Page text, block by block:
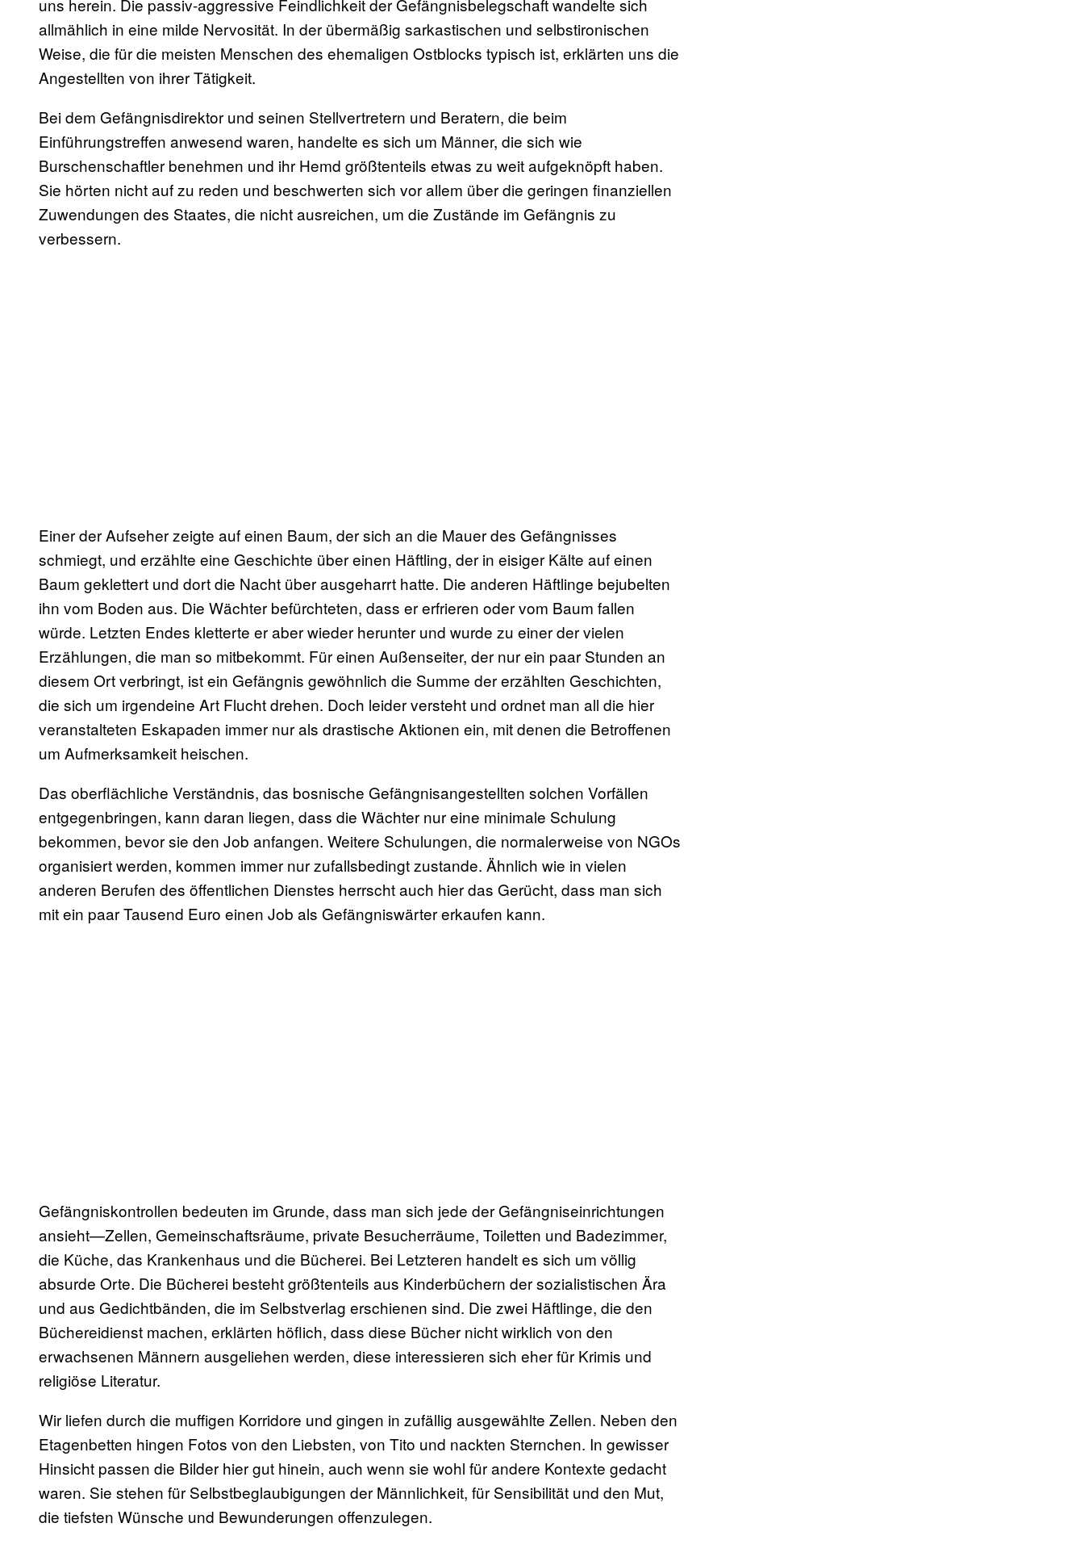
uns herein. Die passiv-aggressive Feindlichkeit der Gefängnisbelegschaft wandelte sich
allmählich in eine milde Nervosität. In der übermäßig sarkastischen und selbstironischen
Weise, die für die meisten Menschen des ehemaligen Ostblocks typisch ist, erklärten uns die
Angestellten von ihrer Tätigkeit.
Bei dem Gefängnisdirektor und seinen Stellvertretern und Beratern, die beim
Einführungstreffen anwesend waren, handelte es sich um Männer, die sich wie
Burschenschaftler benehmen und ihr Hemd größtenteils etwas zu weit aufgeknöpft haben.
Sie hörten nicht auf zu reden und beschwerten sich vor allem über die geringen finanziellen
Zuwendungen des Staates, die nicht ausreichen, um die Zustände im Gefängnis zu
verbessern.
Einer der Aufseher zeigte auf einen Baum, der sich an die Mauer des Gefängnisses
schmiegt, und erzählte eine Geschichte über einen Häftling, der in eisiger Kälte auf einen
Baum geklettert und dort die Nacht über ausgeharrt hatte. Die anderen Häftlinge bejubelten
ihn vom Boden aus. Die Wächter befürchteten, dass er erfrieren oder vom Baum fallen
würde. Letzten Endes kletterte er aber wieder herunter und wurde zu einer der vielen
Erzählungen, die man so mitbekommt. Für einen Außenseiter, der nur ein paar Stunden an
diesem Ort verbringt, ist ein Gefängnis gewöhnlich die Summe der erzählten Geschichten,
die sich um irgendeine Art Flucht drehen. Doch leider versteht und ordnet man all die hier
veranstalteten Eskapaden immer nur als drastische Aktionen ein, mit denen die Betroffenen
um Aufmerksamkeit heischen.
Das oberflächliche Verständnis, das bosnische Gefängnisangestellten solchen Vorfällen
entgegenbringen, kann daran liegen, dass die Wächter nur eine minimale Schulung
bekommen, bevor sie den Job anfangen. Weitere Schulungen, die normalerweise von NGOs
organisiert werden, kommen immer nur zufallsbedingt zustande. Ähnlich wie in vielen
anderen Berufen des öffentlichen Dienstes herrscht auch hier das Gerücht, dass man sich
mit ein paar Tausend Euro einen Job als Gefängniswärter erkaufen kann.
Gefängniskontrollen bedeuten im Grunde, dass man sich jede der Gefängniseinrichtungen
ansieht—Zellen, Gemeinschaftsräume, private Besucherräume, Toiletten und Badezimmer,
die Küche, das Krankenhaus und die Bücherei. Bei Letzteren handelt es sich um völlig
absurde Orte. Die Bücherei besteht größtenteils aus Kinderbüchern der sozialistischen Ära
und aus Gedichtbänden, die im Selbstverlag erschienen sind. Die zwei Häftlinge, die den
Büchereidienst machen, erklärten höflich, dass diese Bücher nicht wirklich von den
erwachsenen Männern ausgeliehen werden, diese interessieren sich eher für Krimis und
religiöse Literatur.
Wir liefen durch die muffigen Korridore und gingen in zufällig ausgewählte Zellen. Neben den
Etagenbetten hingen Fotos von den Liebsten, von Tito und nackten Sternchen. In gewisser
Hinsicht passen die Bilder hier gut hinein, auch wenn sie wohl für andere Kontexte gedacht
waren. Sie stehen für Selbstbeglaubigungen der Männlichkeit, für Sensibilität und den Mut,
die tiefsten Wünsche und Bewunderungen offenzulegen.